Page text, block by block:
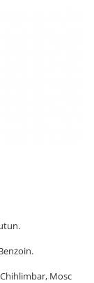
Mosc